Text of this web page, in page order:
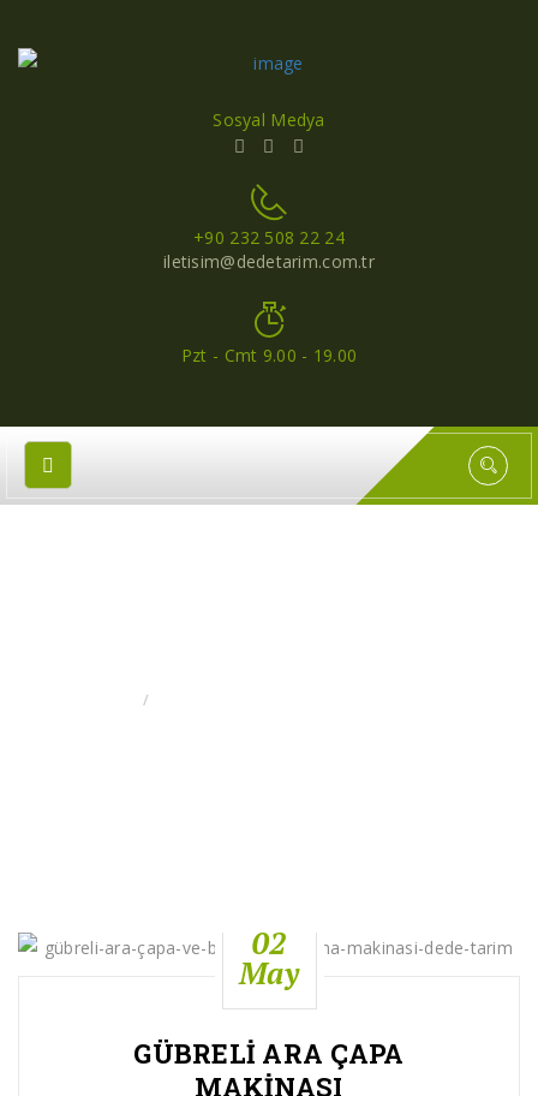
Sosyal Medya
+90 232 508 22 24
iletisim@dedetarim.com.tr
Pzt - Cmt 9.00 - 19.00
02
May
GÜBRELI ARA ÇAPA
MAKINASI